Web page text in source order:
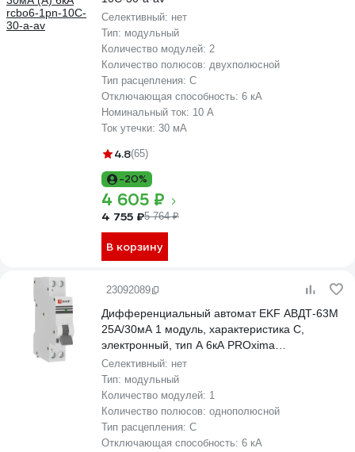
Селективный: нет
Тип: модульный
Количество модулей: 2
Количество полюсов: двухполюсной
Тип расцепления: C
Отключающая способность: 6 кА
Номинальный ток: 10 А
Ток утечки: 30 мА
4.8(65)
-20%
4 605 ₽
4 755 ₽5 764 ₽
В корзину
23092089
Дифференциальный автомат EKF АВДТ-63М
25А/30мА 1 модуль, характеристика C,
электронный, тип A 6кА PROxima
D636EA25C30
Селективный: нет
Тип: модульный
Количество модулей: 1
Количество полюсов: однополюсной
Тип расцепления: C
Отключающая способность: 6 кА